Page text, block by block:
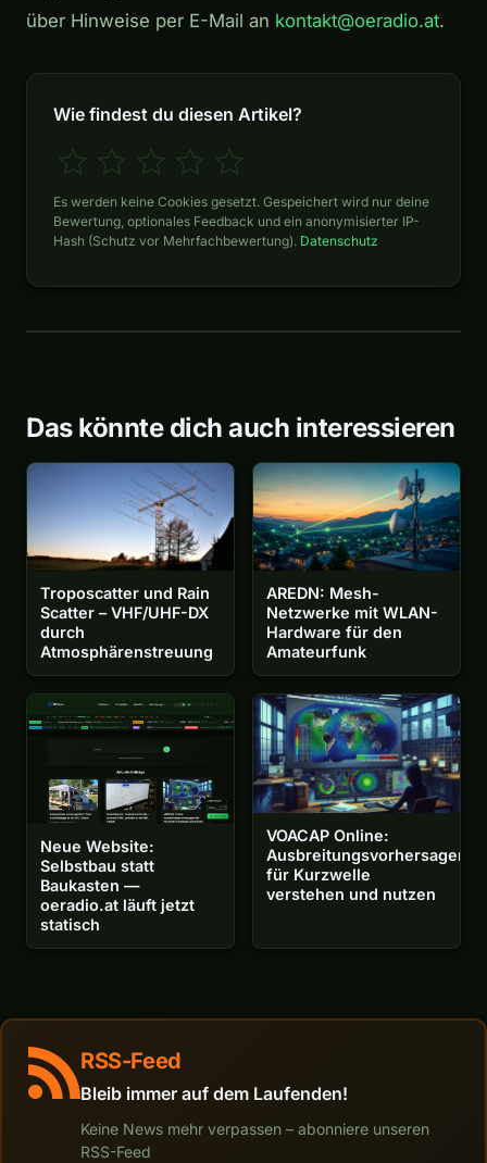
über Hinweise per E-Mail an kontakt@oeradio.at.
Wie findest du diesen Artikel?
Es werden keine Cookies gesetzt. Gespeichert wird nur deine
Bewertung, optionales Feedback und ein anonymisierter IP-
Hash (Schutz vor Mehrfachbewertung). Datenschutz
Das könnte dich auch interessieren
Troposcatter und Rain
Scatter – VHF/UHF-DX
durch
Atmosphärenstreuung
AREDN: Mesh-
Netzwerke mit WLAN-
Hardware für den
Amateurfunk
Neue Website:
Selbstbau statt
Baukasten —
oeradio.at läuft jetzt
statisch
VOACAP Online:
Ausbreitungsvorhersagen
für Kurzwelle
verstehen und nutzen
RSS-Feed
Bleib immer auf dem Laufenden!
Keine News mehr verpassen – abonniere unseren
RSS-Feed